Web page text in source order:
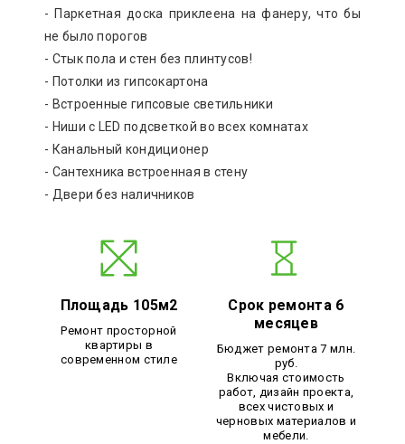
- Паркетная доска приклеена на фанеру, что бы
не было порогов
- Стык пола и стен без плинтусов!
- Потолки из гипсокартона
- Встроенные гипсовые светильники
- Ниши с LED подсветкой во всех комнатах
- Канальный кондиционер
- Сантехника встроенная в стену
- Двери без наличников
Площадь 105м2
Ремонт просторной
квартиры в
современном стиле
Срок ремонта 6
месяцев
Бюджет ремонта 7 млн.
руб.
Включая стоимость
работ, дизайн проекта,
всех чистовых и
черновых материалов и
мебели.